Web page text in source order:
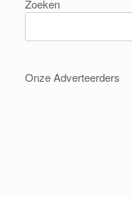
Zoeken
Onze Adverteerders